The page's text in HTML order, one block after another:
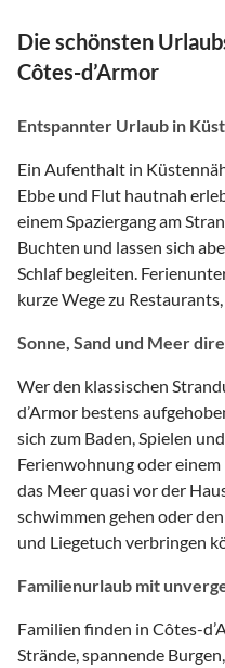
Die schönsten
Côtes-d’Armor
Entspannter Urlaub in
Ein Aufenthalt in
Ebbe und Flut hautnah
einem Spaziergang am
Buchten und lassen sich
Schlaf begleiten.
kurze Wege zu
Sonne, Sand und Meer
Wer den klassischen
d’Armor bestens
sich zum Baden, Spielen
Ferienwohnung oder
das Meer quasi vor der
schwimmen gehen oder
und Liegetuch verbringen
Familienurlaub mit
Familien finden in Côtes-
Strände, spannende